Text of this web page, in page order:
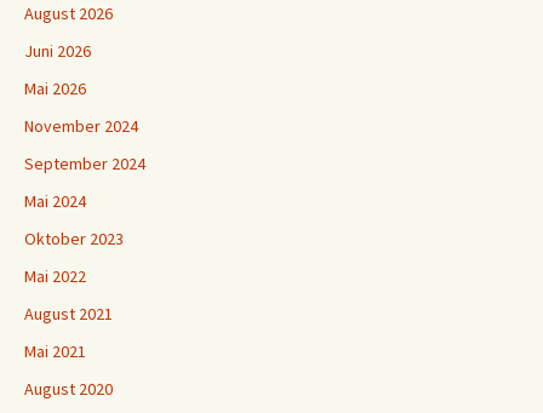
August 2026
Juni 2026
Mai 2026
November 2024
September 2024
Mai 2024
Oktober 2023
Mai 2022
August 2021
Mai 2021
August 2020